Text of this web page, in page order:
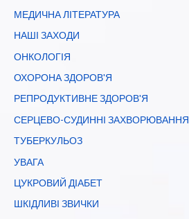
МЕДИЧНА ЛІТЕРАТУРА
НАШІ ЗАХОДИ
ОНКОЛОГІЯ
ОХОРОНА ЗДОРОВ'Я
РЕПРОДУКТИВНЕ ЗДОРОВ'Я
СЕРЦЕВО-СУДИННІ ЗАХВОРЮВАННЯ
ТУБЕРКУЛЬОЗ
УВАГА
ЦУКРОВИЙ ДІАБЕТ
ШКІДЛИВІ ЗВИЧКИ